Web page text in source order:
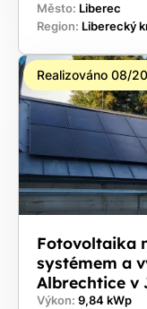
Město: Liberec
Region: Liberecký
Realizováno 08/
Fotovoltaika
systémem a
Albrechtice v
Výkon: 9,84 kWp